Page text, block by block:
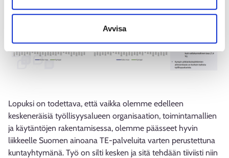
Avvisa
Lopuksi on todettava, että vaikka olemme edelleen
keskeneräisiä työllisyysalueen organisaation, toimintamallien
ja käytäntöjen rakentamisessa, olemme päässeet hyvin
liikkeelle Suomen ainoana TE-palveluita varten perustettuna
kuntayhtymänä. Työ on silti kesken ja sitä tehdään tiiviisti niin